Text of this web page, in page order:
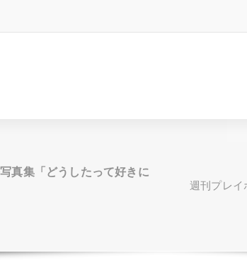
真集「どうしたって好きに
週刊プレイ